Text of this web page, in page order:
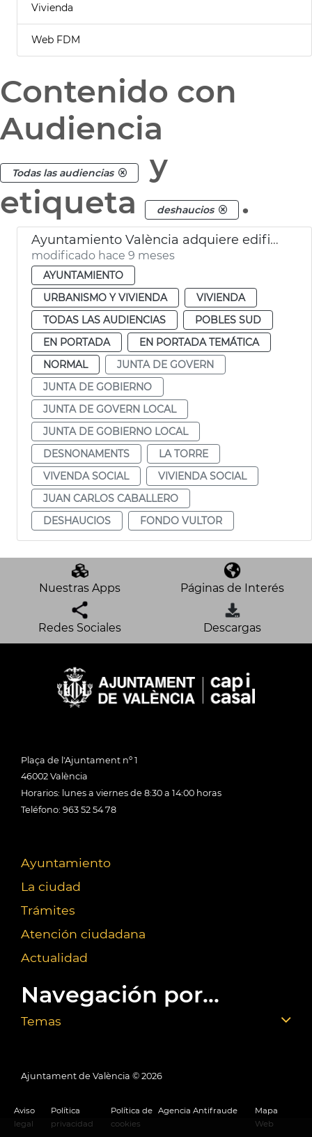
Vivienda
Web FDM
Contenido con
Audiencia
Todas las audiencias
y
etiqueta
deshaucios .
Ayuntamiento València adquiere edificio La Torre vivienda social
modificado hace 9 meses
AYUNTAMIENTO
URBANISMO Y VIVIENDA
VIVIENDA
TODAS LAS AUDIENCIAS
POBLES SUD
EN PORTADA
EN PORTADA TEMÁTICA
NORMAL
JUNTA DE GOVERN
JUNTA DE GOBIERNO
JUNTA DE GOVERN LOCAL
JUNTA DE GOBIERNO LOCAL
DESNONAMENTS
LA TORRE
VIVENDA SOCIAL
VIVIENDA SOCIAL
JUAN CARLOS CABALLERO
DESHAUCIOS
FONDO VULTOR
Nuestras Apps Páginas de Interés
Redes Sociales Descargas
Plaça de l'Ajuntament nº 1
46002 València
Horarios: lunes a viernes de 8:30 a 14:00 horas
Teléfono: 963 52 54 78
Ayuntamiento
La ciudad
Trámites
Atención ciudadana
Actualidad
Navegación por...
Temas
Ajuntament de València © 2026
Aviso
legal
Política
privacidad
Política de
cookies
Agencia Antifraude
Mapa
Web